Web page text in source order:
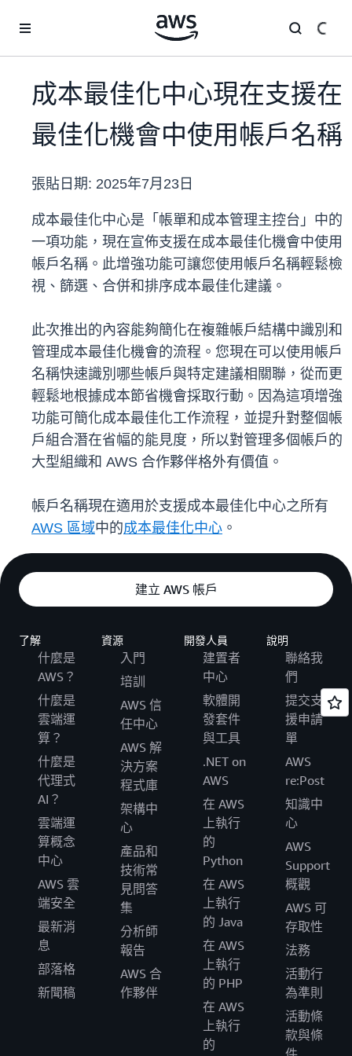
成本最佳化中心現在支援在
最佳化機會中使用帳戶名稱
張貼日期: 2025年7月23日
成本最佳化中心是「帳單和成本管理主控台」中的
一項功能，現在宣佈支援在成本最佳化機會中使用
帳戶名稱。此增強功能可讓您使用帳戶名稱輕鬆檢
視、篩選、合併和排序成本最佳化建議。
此次推出的內容能夠簡化在複雜帳戶結構中識別和
管理成本最佳化機會的流程。您現在可以使用帳戶
名稱快速識別哪些帳戶與特定建議相關聯，從而更
輕鬆地根據成本節省機會採取行動。因為這項增強
功能可簡化成本最佳化工作流程，並提升對整個帳
戶組合潛在省幅的能見度，所以對管理多個帳戶的
大型組織和 AWS 合作夥伴格外有價值。
帳戶名稱現在適用於支援成本最佳化中心之所有
AWS 區域中的成本最佳化中心 。
建立 AWS 帳戶
了解
什麼是
AWS？
什麼是
雲端運
算？
什麼是
代理式
AI？
雲端運
算概念
中心
AWS 雲
端安全
最新消
息
部落格
新聞稿
資源
入門
培訓
AWS 信
任中心
AWS 解
決方案
程式庫
架構中
心
產品和
技術常
見問答
集
分析師
報告
AWS 合
作夥伴
開發人員
建置者
中心
軟體開
發套件
與工具
.NET on
AWS
在 AWS
上執行
的
Python
在 AWS
上執行
的 Java
在 AWS
上執行
的 PHP
在 AWS
上執行
的
說明
聯絡我
們
提交支
援申請
單
AWS
re:Post
知識中
心
AWS
Support
概觀
AWS 可
存取性
法務
活動行
為準則
活動條
款與條